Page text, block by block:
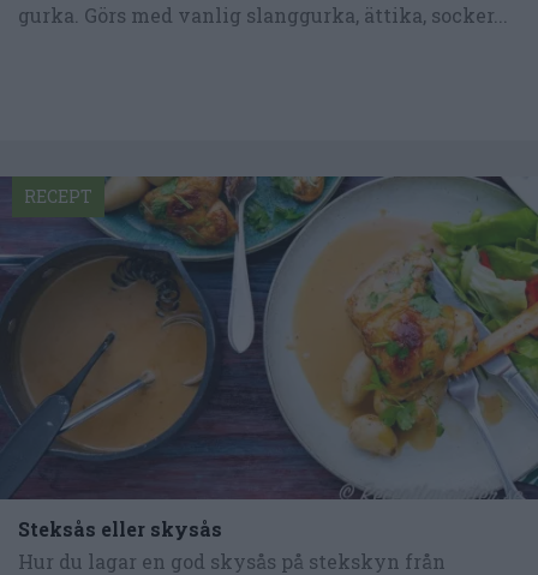
gurka. Görs med vanlig slanggurka, ättika, socker...
Steksås eller skysås
Hur du lagar en god skysås på stekskyn från
RECEPT